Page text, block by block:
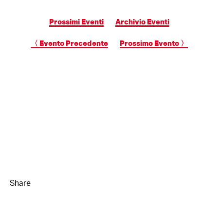
Prossimi Eventi Archivio Eventi
〈 Evento Precedente Prossimo Evento 〉
Share